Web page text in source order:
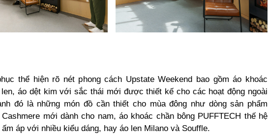
thể hiện rõ nét phong cách Upstate Weekend bao gồm áo khoác
len, áo dệt kim với sắc thái mới được thiết kế cho các hoạt động ngoài
đó là những món đồ cần thiết cho mùa đông như dòng sản phẩm
Cashmere mới dành cho nam, áo khoác chần bông PUFFTECH thế hệ
áp với nhiều kiểu dáng, hay áo len Milano và Souffle.